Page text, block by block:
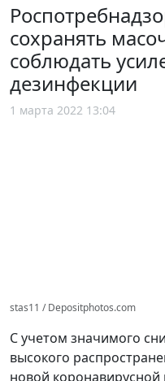
сохранять
соблюдать
дезинфекции
1 марта 2022 13:04
stas11 / Depositphotos.com
С учетом значимого
высокого
новой